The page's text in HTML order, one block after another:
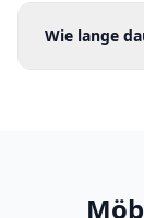
Wie lange